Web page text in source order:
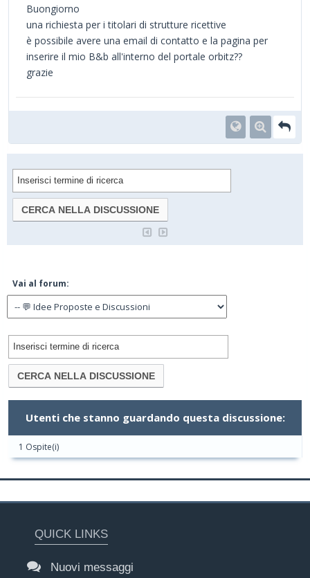
Buongiorno
una richiesta per i titolari di strutture ricettive
è possibile avere una email di contatto e la pagina per
inserire il mio B&b all'interno del portale orbitz??
grazie
Vai al forum:
Utenti che stanno guardando questa discussione:
1 Ospite(i)
QUICK LINKS
Nuovi messaggi